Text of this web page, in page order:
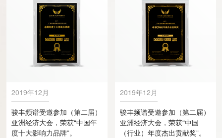
2019年12月
骏丰频谱受邀参加（第二届）
亚洲经济大会，荣获“中国年
度十大影响力品牌”。
2019年12月
骏丰频谱受邀参加（第二届）
亚洲经济大会，荣获“中国
（行业）年度杰出贡献奖”。